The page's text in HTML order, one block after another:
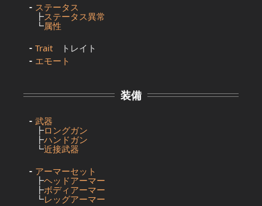
ステータス
┣ステータス異常
┗属性
Trait トレイト
エモート
装備
武器
┣ロングガン
┣ハンドガン
┗近接武器
アーマーセット
┣ヘッドアーマー
┣ボディアーマー
┗レッグアーマー